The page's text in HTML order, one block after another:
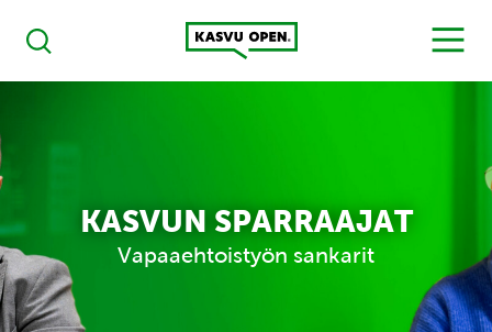
Haku
Kasvu Open
MENU
KASVUN SPARRAAJAT
Vapaaehtoistyön sankarit